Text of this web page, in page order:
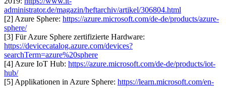
administrator.de/magazin/heftarchiv/artikel/306804.html
[2] Azure Sphere: https://azure.microsoft.com/de-de/products/azure-
sphere/
[3] Für Azure Sphere zertifizierte Hardware:
https://devicecatalog.azure.com/devices?
searchTerm=azure%20sphere
[4] Azure IoT Hub: https://azure.microsoft.com/de-de/products/iot-
hub/
[5] Applikationen in Azure Sphere: https://learn.microsoft.com/en-